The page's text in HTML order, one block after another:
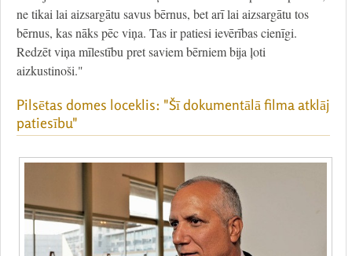
ne tikai lai aizsargātu savus bērnus, bet arī lai aizsargātu tos
bērnus, kas nāks pēc viņa. Tas ir patiesi ievērības cienīgi.
Redzēt viņa mīlestību pret saviem bērniem bija ļoti
aizkustinoši."
Pilsētas domes loceklis: "Šī dokumentālā filma atklāj
patiesību"